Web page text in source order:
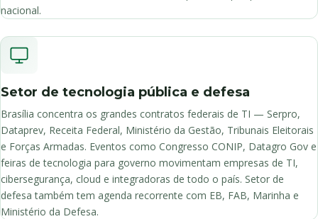
nacional.
Setor de tecnologia pública e defesa
Brasília concentra os grandes contratos federais de TI — Serpro,
Dataprev, Receita Federal, Ministério da Gestão, Tribunais Eleitorais
e Forças Armadas. Eventos como Congresso CONIP, Datagro Gov e
feiras de tecnologia para governo movimentam empresas de TI,
cibersegurança, cloud e integradoras de todo o país. Setor de
defesa também tem agenda recorrente com EB, FAB, Marinha e
Ministério da Defesa.